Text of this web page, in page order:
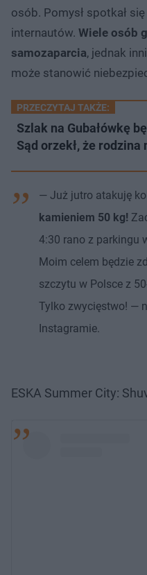
osób. Pomysł spotkał
internautów. Wiele osób
samozaparcia, jednak
może stanowić
PRZECZYTAJ TAKŻE:
Szlak na Gubałówkę
Sąd orzekł, że
— Już jutro atakuję
kamieniem 50 kg!
4:30 rano z parkingu
Moim celem będzie
szczytu w Polsce z
Tylko zwycięstwo! —
Instagramie.
ESKA Summer City: